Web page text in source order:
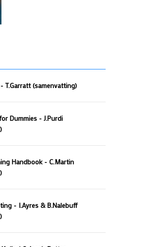
T.Garratt (samenvatting)
Dummies - J.Purdi
Handbook - C.Martin
- I.Ayres & B.Nalebuff